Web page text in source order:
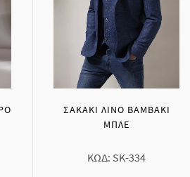
ΣΑΚΑΚΙ ΛΙΝΟ ΒΑΜΒΑΚΙ
ΜΠΛΕ
ΚΩΔ: SK-334